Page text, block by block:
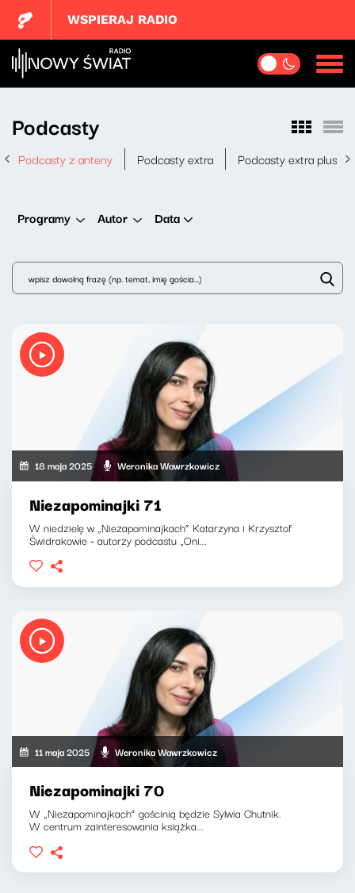
WSPIERAJ RADIO
Podcasty
Podcasty z anteny Podcasty extra Podcasty extra plus
Programy Autor Data
18 maja 2025 Weronika Wawrzkowicz
Niezapominajki 71
W niedzielę w „Niezapominajkach” Katarzyna i Krzysztof
Świdrakowie - autorzy podcastu „Oni...
11 maja 2025 Weronika Wawrzkowicz
Niezapominajki 70
W „Niezapominajkach” gościnią będzie Sylwia Chutnik.
W centrum zainteresowania książka...